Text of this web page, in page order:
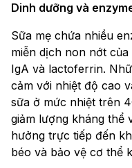
Dinh dưỡng và
Sữa mẹ chứa nhiều
miễn dịch non nớt
IgA và lactoferrin.
cảm với nhiệt độ cao
sữa ở mức nhiệt trên
giảm lượng kháng thể
hưởng trực tiếp đến
béo và bảo vệ cơ thể